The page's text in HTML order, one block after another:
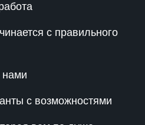
с правильного
нами
с возможностями